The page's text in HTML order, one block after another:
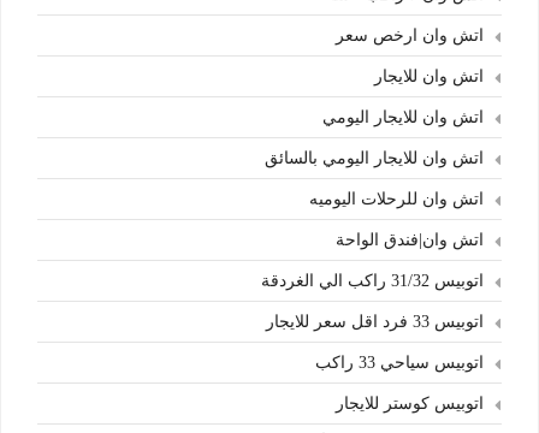
اتش وان ارخص سعر
اتش وان للايجار
اتش وان للايجار اليومي
اتش وان للايجار اليومي بالسائق
اتش وان للرحلات اليوميه
اتش وان|فندق الواحة
اتوبيس 31/32 راكب الي الغردقة
اتوبيس 33 فرد اقل سعر للايجار
اتوبيس سياحي 33 راكب
اتوبيس كوستر للايجار